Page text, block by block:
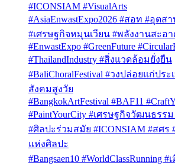
#ICONSIAM #VisualArts
#AsiaEnwastExpo2026 #สอท #อุตส
#เศรษฐกิจหมุนเวียน #พลังงานสะอา
#EnwastExpo #GreenFuture
#ThailandIndustry #สิ่งแวดล้อมยั่งยืน
#BaliChoralFestival #วงปล่อยแก่ปร
สังคมสูงวัย
#BangkokArtFestival #BAF11
#PaintYourCity #เศรษฐกิจวัฒนธรรม
#ศิลปะร่วมสมัย #ICONSIAM #สศร
แห่งศิลปะ
#Bangsaen10 #WorldClassRunning